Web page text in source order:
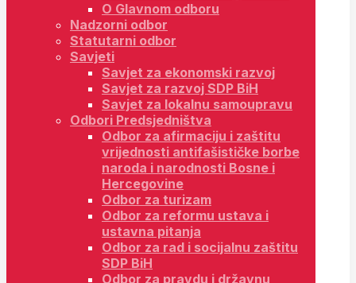
O Glavnom odboru
Nadzorni odbor
Statutarni odbor
Savjeti
Savjet za ekonomski razvoj
Savjet za razvoj SDP BiH
Savjet za lokalnu samoupravu
Odbori Predsjedništva
Odbor za afirmaciju i zaštitu
vrijednosti antifašističke borbe
naroda i narodnosti Bosne i
Hercegovine
Odbor za turizam
Odbor za reformu ustava i
ustavna pitanja
Odbor za rad i socijalnu zaštitu
SDP BiH
Odbor za pravdu i državnu